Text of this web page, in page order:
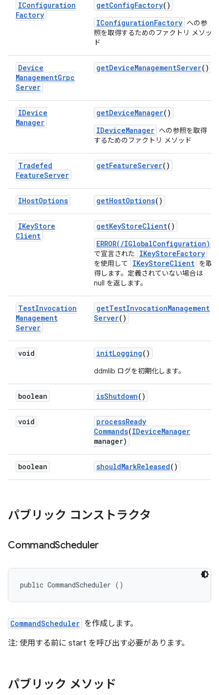
IConfiguration
Factory
getConfigFactory()
IConfigurationFactory への参
照を取得するためのファクトリ メソッ
ド
Device
ManagementGrpc
Server
getDeviceManagementServer()
IDevice
Manager
getDeviceManager()
IDeviceManager への参照を取得
するためのファクトリ メソッド
Tradefed
FeatureServer
getFeatureServer()
IHostOptions getHostOptions()
IKeyStore
Client
getKeyStoreClient()
ERROR(/IGlobalConfiguration)
で宣言された IKeyStoreFactory
を使用して IKeyStoreClient を取
得します。定義されていない場合は
null を返します。
TestInvocation
Management
Server
getTestInvocationManagement
Server()
void initLogging()
ddmlib ログを初期化します。
boolean isShutdown()
void processReady
Commands(IDeviceManager
manager)
boolean shouldMarkReleased()
パブリック コンストラクタ
CommandScheduler
public CommandScheduler ()
CommandScheduler を作成します。
注: 使用する前に start を呼び出す必要があります。
パブリック メソッド